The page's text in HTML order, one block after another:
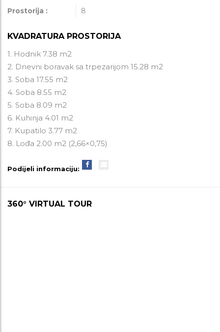
Prostorija : 8
KVADRATURA PROSTORIJA
1. Hodnik 7.38 m2
2. Dnevni boravak sa trpezarijom 15.28 m2
3. Soba 17.55 m2
4. Soba 8.55 m2
5. Soba 8.09 m2
6. Kuhinja 4.01 m2
7. Kupatilo 3.77 m2
8. Lođa 2.00 m2 (2,66×0,75)
Podijeli informaciju:
360° VIRTUAL TOUR